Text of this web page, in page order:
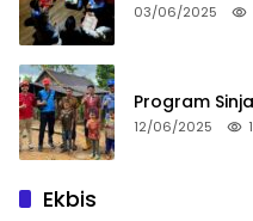
03/06/2025
Program
12/06/2025
Ekbis